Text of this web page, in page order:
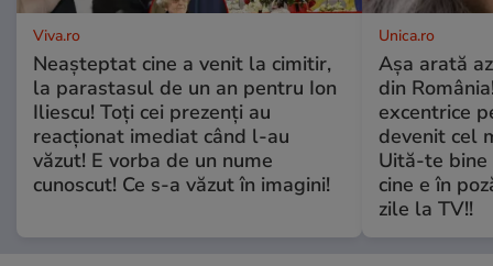
Viva.ro
Neașteptat cine a venit la cimitir,
la parastasul de un an pentru Ion
Iliescu! Toți cei prezenți au
reacționat imediat când l-au
văzut! E vorba de un nume
cunoscut! Ce s-a văzut în imagini!
Unica.ro
Așa arată
din
excentrice
devenit cel
Uită-te bine
cine e în
zile la TV!!